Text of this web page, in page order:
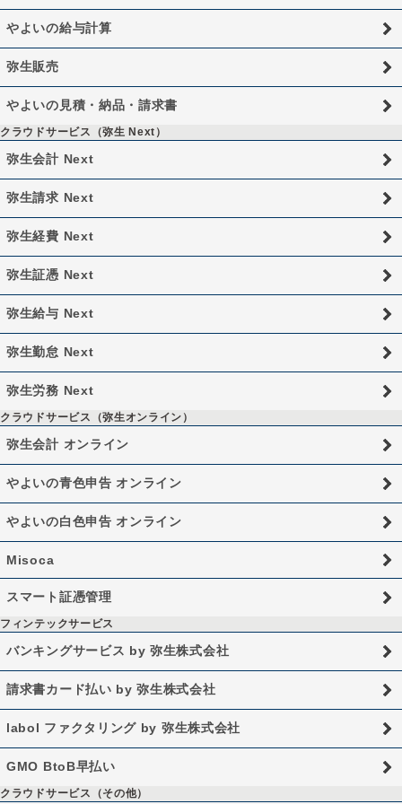
やよいの給与計算
弥生販売
やよいの見積・納品・請求書
クラウドサービス（弥生 Next）
弥生会計 Next
弥生請求 Next
弥生経費 Next
弥生証憑 Next
弥生給与 Next
弥生勤怠 Next
弥生労務 Next
クラウドサービス（弥生オンライン）
弥生会計 オンライン
やよいの青色申告 オンライン
やよいの白色申告 オンライン
Misoca
スマート証憑管理
フィンテックサービス
バンキングサービス by 弥生株式会社
請求書カード払い by 弥生株式会社
labol ファクタリング by 弥生株式会社
GMO BtoB早払い
クラウドサービス（その他）